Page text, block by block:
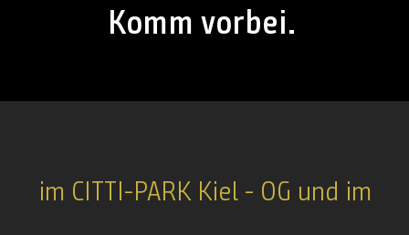
Komm vorbei.
im CITTI-PARK Kiel - OG und im